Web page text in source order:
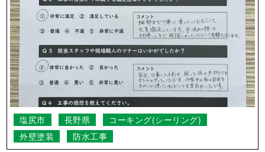
塩尻市 長野県
コーキング(シーリング)
外壁塗装
防水工事